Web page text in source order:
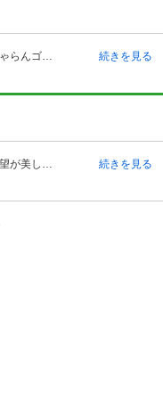
明智ゴルフ倶楽部 荘川ゴルフ場の予約ならじゃらんゴルフ。カートの有無や利用税、キャンセル料、ナイター設備、駐車場などのコース情報はもちろん、口コミ、フォトギャラリーなどコースの難易度や攻略に役立つ情報充実、予約する度にポイントが貯まるのでお得にゴルフをお楽しみ頂けます。 岐阜県高山市にある明智ゴルフ倶楽部 荘川ゴルフ場は冬の間は積雪でクローズになりますが、夏季は涼しくプレーが楽しめるゴルフ場です。クラブハウスは洋風の作りで美しいテラスでは気候の良い時にはお茶を楽しむこともできます。さらにスイートルームや和風レストランも完備されています。和風レストランでは地元である飛騨地方の食材を用いた名物料理も提供されます。コンペなどに利用できるパーティーメニューも準備されています。自動車でのアクセスは東海北陸自動車道を利用するのが分かりやすく、一宮ジャンクションより約80分の位置にあります。またJR高山本線・高山駅から約60分となっています。中部地方や甲信越地方からのアクセスが良いゴルフ場となっています。 続きを見る
明智ゴルフ倶楽部 荘川ゴルフ場のコースは眺望が美しい高原コースとなっています。自然の景観を大切にして白樺並木の映える高原の良さを十分に生かしたフラットで雄大なコースとなっています。眺望は西に白山連峰を望むことができ、北に荘川高原、さらに南にはひるがの高原に接するという日本の美しい高原を独り占めしているようなコースです。コースの手入れも良く快適にプレーすることができます。 コースの設計はレイ・フロイド氏と加藤義明氏が行っています。OUTコースとINコースで合計18ホールが基本的にフラットで6,418ヤードあり、パー72となっています。OUTコースは樹木に囲まれた林間コースが特徴でINコースは周囲の美しい山々を観察できるパノラマが広がる展望コースとなっています。 続きを見る